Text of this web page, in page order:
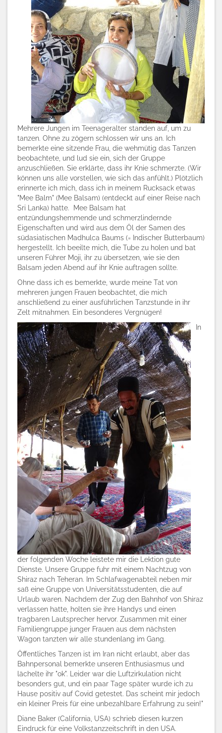
Mehrere Jungen im Teenageralter standen auf, um zu
tanzen. Ohne zu zögern schlossen wir uns an. Ich
bemerkte eine sitzende Frau, die wehmütig das Tanzen
beobachtete, und lud sie ein, sich der Gruppe
anzuschließen. Sie erklärte, dass ihr Knie schmerzte. (Wir
können uns alle vorstellen, wie sich das anfühlt.) Plötzlich
erinnerte ich mich, dass ich in meinem Rucksack etwas
"Mee Balm" (Mee Balsam) (entdeckt auf einer Reise nach
Sri Lanka) hatte. Mee Balsam hat
entzündungshemmende und schmerzlindernde
Eigenschaften und wird aus dem Öl der Samen des
südasiatischen Madhulca Baums (= Indischer Butterbaum)
hergestellt. Ich beeilte mich, die Tube zu holen und bat
unseren Führer Moji, ihr zu übersetzen, wie sie den
Balsam jeden Abend auf ihr Knie auftragen sollte.
Ohne dass ich es bemerkte, wurde meine Tat von
mehreren jungen Frauen beobachtet, die mich
anschließend zu einer ausführlichen Tanzstunde in ihr
Zelt mitnahmen. Ein besonderes Vergnügen!
In
der folgenden Woche leistete mir die Lektion gute
Dienste. Unsere Gruppe fuhr mit einem Nachtzug von
Shiraz nach Teheran. Im Schlafwagenabteil neben mir
saß eine Gruppe von Universitätsstudenten, die auf
Urlaub waren. Nachdem der Zug den Bahnhof von Shiraz
verlassen hatte, holten sie ihre Handys und einen
tragbaren Lautsprecher hervor. Zusammen mit einer
Familiengruppe junger Frauen aus dem nächsten
Wagon tanzten wir alle stundenlang im Gang.
Öffentliches Tanzen ist im Iran nicht erlaubt, aber das
Bahnpersonal bemerkte unseren Enthusiasmus und
lächelte ihr "ok". Leider war die Luftzirkulation nicht
besonders gut, und ein paar Tage später wurde ich zu
Hause positiv auf Covid getestet. Das scheint mir jedoch
ein kleiner Preis für eine unbezahlbare Erfahrung zu sein!"
Diane Baker (California, USA) schrieb diesen kurzen
Eindruck für eine Volkstanzzeitschrift in den USA.